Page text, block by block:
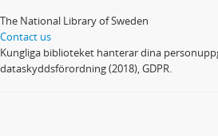
The National Library of Sweden
Contact us
Kungliga biblioteket hanterar dina
dataskyddsförordning (2018), GDPR.